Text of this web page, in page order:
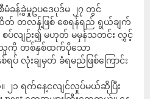
ခန့်ခွဲမှုဥပဒေပုဒ်မ ၂၇ တွင်
တလန့်ဖြစ် စေရန်ရည် ရွယ်ချက်
စပ်လျဉ်း၍ မဟုတ် မမှန်သတင်း လွှင့်
ထိုသူကို တစ်နှစ်ထက်ပိုသော
လုံးချမှတ် ခံရမည်ဖြစ်ကြောင်း
၂၁ ရက်နေ့ငလျင်လှုပ်မယ်ဆိုပြီး